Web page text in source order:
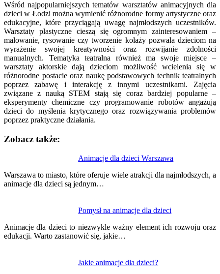
Wśród najpopularniejszych tematów warsztatów animacyjnych dla
dzieci w Łodzi można wymienić różnorodne formy artystyczne oraz
edukacyjne, które przyciągają uwagę najmłodszych uczestników.
Warsztaty plastyczne cieszą się ogromnym zainteresowaniem –
malowanie, rysowanie czy tworzenie kolaży pozwala dzieciom na
wyrażenie swojej kreatywności oraz rozwijanie zdolności
manualnych. Tematyka teatralna również ma swoje miejsce –
warsztaty aktorskie dają dzieciom możliwość wcielenia się w
różnorodne postacie oraz naukę podstawowych technik teatralnych
poprzez zabawę i interakcję z innymi uczestnikami. Zajęcia
związane z nauką STEM stają się coraz bardziej popularne –
eksperymenty chemiczne czy programowanie robotów angażują
dzieci do myślenia krytycznego oraz rozwiązywania problemów
poprzez praktyczne działania.
Zobacz także:
Animacje dla dzieci Warszawa
Warszawa to miasto, które oferuje wiele atrakcji dla najmłodszych, a
animacje dla dzieci są jednym…
Pomysł na animacje dla dzieci
Animacje dla dzieci to niezwykle ważny element ich rozwoju oraz
edukacji. Warto zastanowić się, jakie…
Jakie animacje dla dzieci?
wpisu